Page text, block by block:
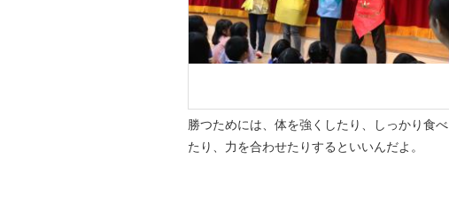
勝つためには、体を強くしたり、しっかり食べ
たり、力を合わせたりするといいんだよ。